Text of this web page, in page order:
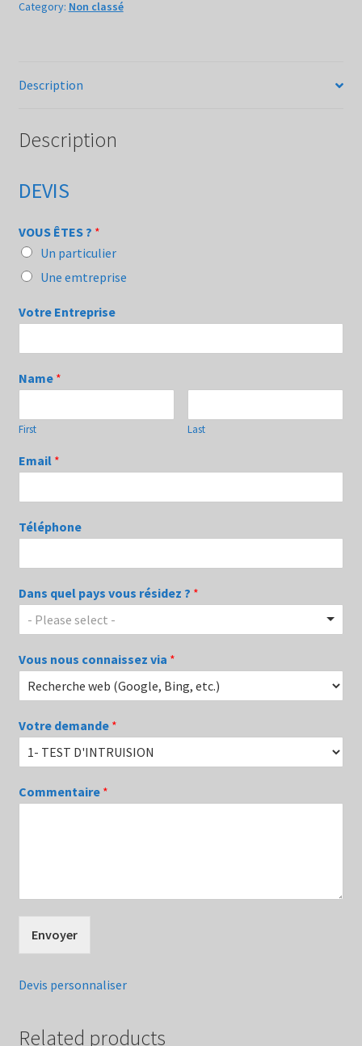
Category: Non classé
Description
Description
DEVIS
VOUS ÊTES ? *
Un particulier
Une emtreprise
Votre Entreprise
Name *
First Last
Email *
Téléphone
Dans quel pays vous résidez ? *
- Please select -
Vous nous connaissez via *
Votre demande *
Commentaire *
Envoyer
Devis personnaliser
Related products